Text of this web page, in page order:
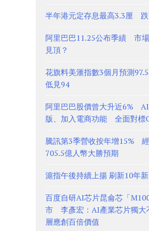
半年港元定存息最高3.3厘
阿里巴巴11.25公布季績 市
見頂？
花旗料美滙指數3個月預測
低見94
阿里巴巴股價曾大升近6%
版、加入電商功能 全面對標
騰訊第3季營收按年增15%
705.5億人幣大勝預期
滬指午後持續上揚 刷新10年
百度自研AI芯片昆侖芯「
市 李彥宏：AI產業芯片獨大
層應創百倍價值